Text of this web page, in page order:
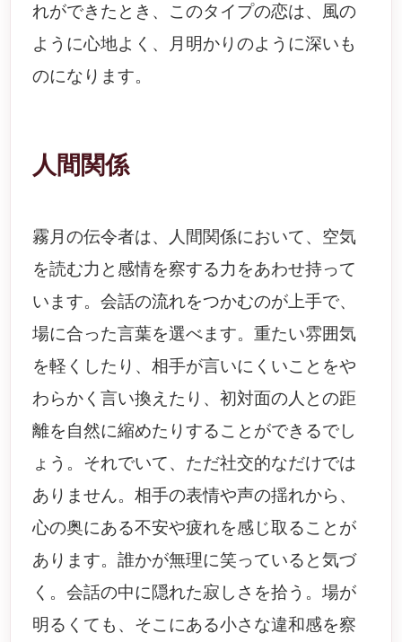
れができたとき、このタイプの恋は、風の
ように心地よく、月明かりのように深いも
のになります。
人間関係
霧月の伝令者は、人間関係において、空気
を読む力と感情を察する力をあわせ持って
います。会話の流れをつかむのが上手で、
場に合った言葉を選べます。重たい雰囲気
を軽くしたり、相手が言いにくいことをや
わらかく言い換えたり、初対面の人との距
離を自然に縮めたりすることができるでし
ょう。それでいて、ただ社交的なだけでは
ありません。相手の表情や声の揺れから、
心の奥にある不安や疲れを感じ取ることが
あります。誰かが無理に笑っていると気づ
く。会話の中に隠れた寂しさを拾う。場が
明るくても、そこにある小さな違和感を察